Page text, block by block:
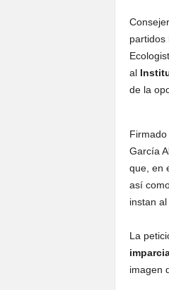
partidos
al
de la
García
que, en
así
instan
La
imagen